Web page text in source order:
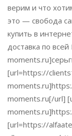
верим и что
это — свобода
купить в
доставка по
[url=https://
moments.ru[/url]
[url=https://